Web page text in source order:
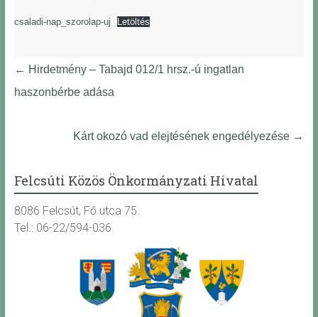
csaladi-nap_szorolap-uj Letöltés
← Hirdetmény – Tabajd 012/1 hrsz.-ú ingatlan
haszonbérbe adása
Kárt okozó vad elejtésének engedélyezése →
Felcsúti Közös Önkormányzati Hivatal
8086 Felcsút, Fő utca 75.
Tel.: 06-22/594-036